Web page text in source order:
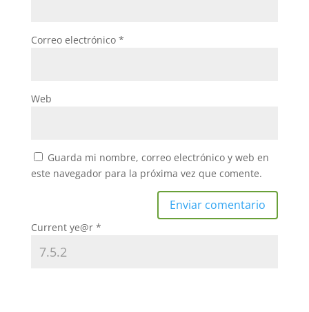
Correo electrónico *
Web
Guarda mi nombre, correo electrónico y web en
este navegador para la próxima vez que comente.
Current ye@r *